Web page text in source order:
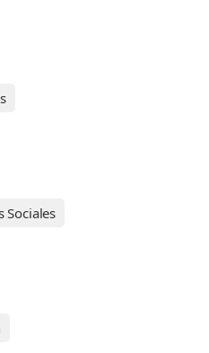
Sociales